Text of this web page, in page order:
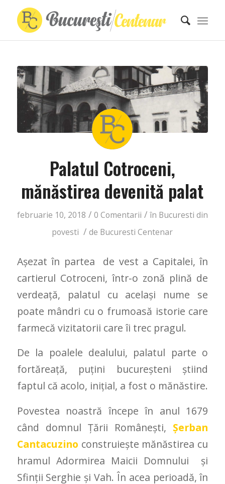
Palatul Cotroceni,
mănăstirea devenită palat
februarie 10, 2018 / 0 Comentarii / în Bucuresti din
povesti / de Bucuresti Centenar
Așezat în partea de vest a Capitalei, în
cartierul Cotroceni, într-o zonă plină de
verdeață, palatul cu același nume se
poate mândri cu o frumoasă istorie care
farmecă vizitatorii care îi trec pragul.
De la poalele dealului, palatul parte o
fortăreață, puțini bucureșteni știind
faptul că acolo, inițial, a fost o mănăstire.
Povestea noastră începe în anul 1679
când domnul Țării Românești,Șerban
Cantacuzino construiește mănăstirea cu
hramul Adormirea Maicii Domnului și
Sfinții Serghie și Vah. În acea perioadă, în